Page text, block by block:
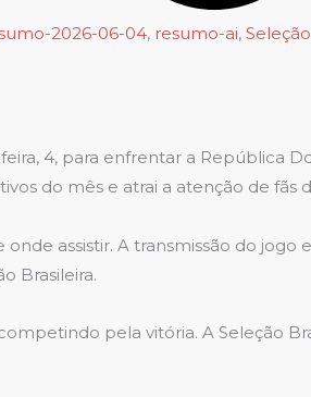
2026-06-04, resumo-ai,
4, para enfrentar a República
do mês e atrai a atenção de fãs
assistir. A transmissão do
Brasileira.
pela vitória. A Seleção